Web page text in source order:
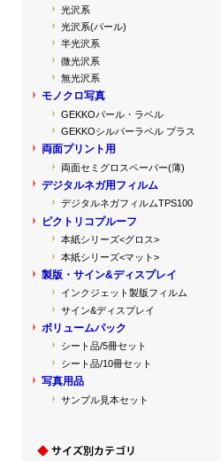
光沢系
光沢系(パール)
半光沢系
微光沢系
無光沢系
モノクロ写真
GEKKOパール・ラベル
GEKKOシルバーラベル プラス
両面プリント用
両面セミグロスペーパー(薄)
デジタルネガ用フィルム
デジタルネガフィルムTPS100
ピクトリコプルーフ
本紙シリーズ<グロス>
本紙シリーズ<マット>
製版・サイン&ディスプレイ
インクジェット製版フィルム
サイン&ディスプレイ
ボリュームパック
シート品/5冊セット
シート品/10冊セット
写真用品
サンプル見本セット